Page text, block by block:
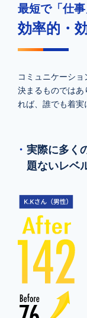
最短で「仕
効率的・
コミュニケーシ
決まるものでは
れば、誰でも着実
実際に多く
題ないレベ